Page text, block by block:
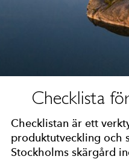
Checklista
Checklistan är ett
produktutveckling och
Stockholms skärgård